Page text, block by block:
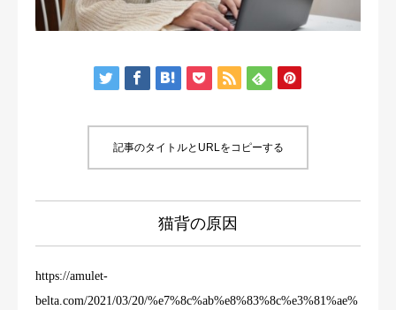
記事のタイトルとURLをコピーする
猫背の原因
https://amulet-
belta.com/2021/03/20/%e7%8c%ab%e8%83%8c%e3%81%ae%
オーナー紹介